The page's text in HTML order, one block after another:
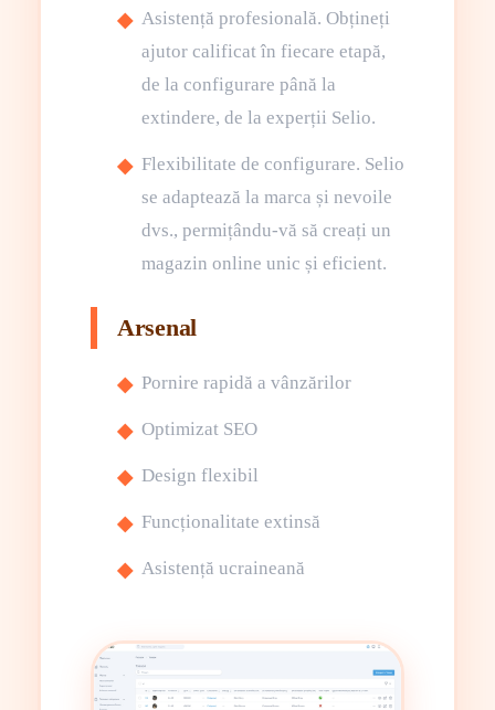
Asistență profesională. Obțineți
ajutor calificat în fiecare etapă,
de la configurare până la
extindere, de la experții Selio.
Flexibilitate de configurare. Selio
se adaptează la marca și nevoile
dvs., permițându-vă să creați un
magazin online unic și eficient.
Arsenal
Pornire rapidă a vânzărilor
Optimizat SEO
Design flexibil
Funcționalitate extinsă
Asistență ucraineană